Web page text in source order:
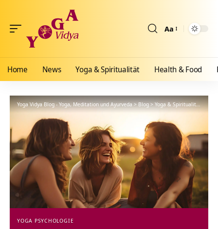
Aa
Home News Yoga & Spiritualität Health & Food
Yoga Vidya Blog - Yoga, Meditation und Ayurveda>Blog>Yoga & Spiritualität >
YOGA PSYCHOLOGIE